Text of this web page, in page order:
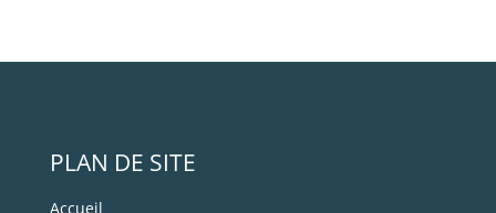
PLAN DE SITE
Accueil